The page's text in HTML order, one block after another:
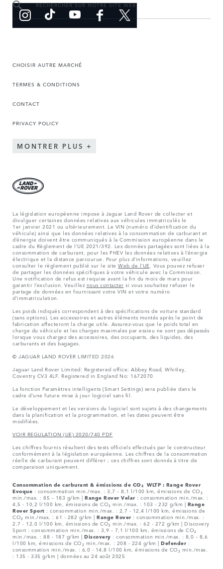
RECHERCHER SUR NOTRE SITE WEB
CHOISIR AUTRE MARCHÉ
TERMES & CONDITIONS
CONTACT
PRIVACY POLICY
MONTRER PLUS
La législation européenne impose à Jaguar Land Rover de collecter et
divulguer certaines données relatives aux véhicules immatriculés le
1er janvier 2021 ou ultérieurement. Le VIN (numéro d’identification du
véhicule) ainsi que les données relatives à la consommation de carburant et
d’énergie doivent être communiqués à la Commission européenne dans le
cadre du Règlement de l’UE 2021/392. Les données partagées sont liées à la
consommation de carburant, pour les PHEV les données relatives à l’énergie
électrique et la distance parcourue. Pour plus d’informations, veuillez
consulter le règlement publié sur le site Web de l’UE. Vous pouvez refuser
de partager les données spécifiques à votre véhicule avec la Commission.
Une notification de refus est requise avant la fin du mois de mars pour
garantir l’exclusion. Veuillez nous contacter si vous souhaitez refuser le
partage de données en fournissant votre VIN et votre numéro
d’immatriculation.
Les poids indiqués correspondent à des spécifications de voiture standard
(sans options). Les accessoires et autres éléments montés après le point de
fabrication affecteront la charge utile. Assurez-vous que le poids total en
charge du véhicule et les charges maximales par essieu ne sont pas dépassés
lorsque vous chargez des accessoires, des occupants, des liquides, des
carburants et des bagages.
© JAGUAR LAND ROVER LIMITED 2026
Jaguar Land Rover Limited: Registered office: Abbey Road, Whitley,
Coventry CV3 4LF. Registered in England No: 1672070
La fonction Paramètres intelligents (Smart Settings) sera publiée dans le
cadre d’une future mise à jour logiciel sans fil.
Le développement et les versions du logiciel sont sujets à des changements
dans la planification et la programmation, et les dates peuvent être
modifiées.
VOIR REGULATION (UE) 2020/740 PDF
Les chiffres fournis résultent des tests officiels effectués par le constructeur
conformément à la législation européenne. Les chiffres de la consommation
réelle de carburant peuvent différer ; ces chiffres sont donnés à titre de
comparaison uniquement.
Consommation de carburant & émissions de CO₂ WLTP : Range Rover
Evoque : consommation min./max. : 3,7 – 8,1 l/100 km, émissions de CO₂
min./max. : 85 – 183 g/km | Range Rover Velar : consommation min./max. :
4,5 - 10,2 l/100 km, émissions de CO₂ min./max. : 103 - 232 g/km | Range
Rover Sport : consommation min./max. : 2,7 - 12,4 l/100 km, émissions de
CO₂ min./max. : 61 - 282 g/km | Range Rover : consommation min./max. :
2,7 - 12,0 l/100 km, émissions de CO₂ min./max. : 62 - 272 g/km | Discovery
Sport : consommation min./max. : 3,9 – 7,1 l/100 km, émissions de CO₂
min./max. : 88 - 187 g/km | Discovery : consommation min./max. : 8,0 – 8,6
l/100 km, émissions de CO₂ min./max. : 208 - 224 g/km | Defender :
consommation min./max. : 6,0 - 14,8 l/100 km, émissions de CO₂ min./max.
: 135 - 335 g/km | données au 24 août 2025